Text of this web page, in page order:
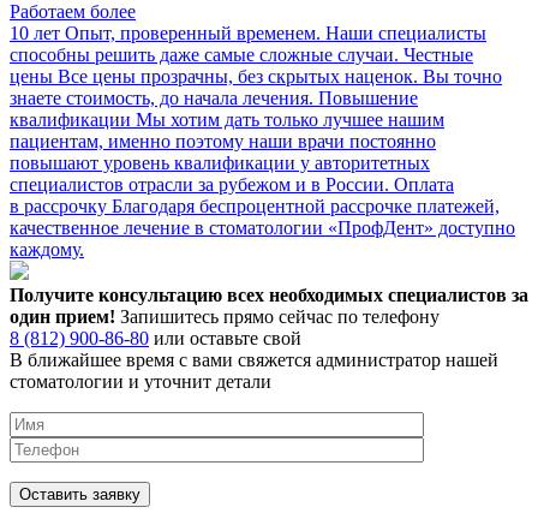
Работаем более
10 лет Опыт, проверенный временем. Наши специалисты
способны решить даже самые сложные случаи. Честные
цены Все цены прозрачны, без скрытых наценок. Вы точно
знаете стоимость, до начала лечения. Повышение
квалификации Мы хотим дать только лучшее нашим
пациентам, именно поэтому наши врачи постоянно
повышают уровень квалификации у авторитетных
специалистов отрасли за рубежом и в России. Оплата
в рассрочку Благодаря беспроцентной рассрочке платежей,
качественное лечение в стоматологии «ПрофДент» доступно
каждому.
Получите консультацию всех необходимых специалистов за
один прием! Запишитесь прямо сейчас по телефону
8 (812) 900-86-80 или оставьте свой
В ближайшее время с вами свяжется администратор нашей
стоматологии и уточнит детали